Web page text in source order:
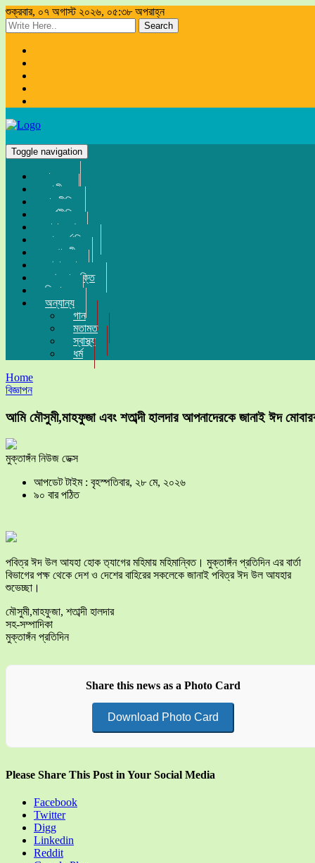
শুক্রবার, ০৭ অগাস্ট ২০২৬, ০৫:৩৮ অপরাহ্ন
Search
Toggle navigation
প্রচ্ছদ
জাতীয়
রাজনীতি
অর্থনীতি
সারা দেশ
আন্তর্জাতিক
সম্পাদকীয়
খেলা-ধুলা
তথ্য-প্রযুক্তি
বিনোদন
অন্যান্য
গান
মতামত
স্বাস্থ্য
ধর্ম
Home
বিজ্ঞাপন
আমি মৌসুমী,মাহফুজা এবং শতাব্দী হালদার আপনাদেরকে জানাই ঈদ
মুক্তাঙ্গঁন নিউজ ডেক্স
আপডেট টাইম : বৃহস্পতিবার, ২৮ মে, ২০২৬
৯০ বার পঠিত
পবিত্র ঈদ উল আযহা হোক ত‍্যাগের মহিমায় মহিমান্বিত। মুক্তাঙ্গঁন প্রতিদিন এর বার্তা
বিভাগের পক্ষ থেকে দেশ ও দেশের বাহিরের সকলেকে জানাই পবিত্র ঈদ উল আযহার
শুভেচ্ছা।
মৌসুমী,মাহফুজা, শতাব্দী হালদার
সহ-সম্পাদিকা
মুক্তাঙ্গঁন প্রতিদিন
Share this news as a Photo Card
Download Photo Card
Please Share This Post in Your Social Media
Facebook
Twitter
Digg
Linkedin
Reddit